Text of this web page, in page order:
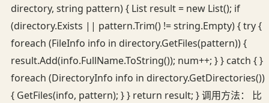
directory, string pattern) { List result = new List(); if
(directory.Exists || pattern.Trim() != string.Empty) { try {
foreach (FileInfo info in directory.GetFiles(pattern)) {
result.Add(info.FullName.ToString()); num++; } } catch { }
foreach (DirectoryInfo info in directory.GetDirectories())
{ GetFiles(info, pattern); } } return result; } 调用方法： 比